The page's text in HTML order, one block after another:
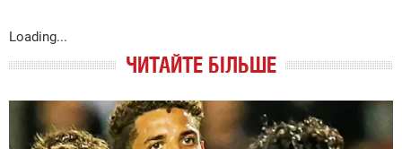
Loading...
ЧИТАЙТЕ БІЛЬШЕ